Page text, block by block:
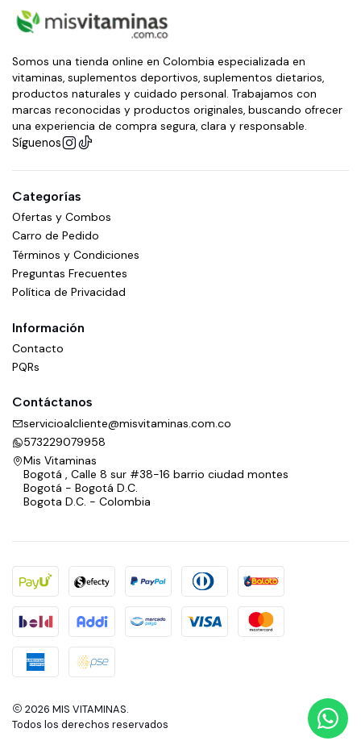
Somos una tienda online en Colombia especializada en
vitaminas, suplementos deportivos, suplementos dietarios,
productos naturales y cuidado personal. Trabajamos con
marcas reconocidas y productos originales, buscando ofrecer
una experiencia de compra segura, clara y responsable.
Síguenos
Categorías
Ofertas y Combos
Carro de Pedido
Términos y Condiciones
Preguntas Frecuentes
Política de Privacidad
Información
Contacto
PQRs
Contáctanos
servicioalcliente@misvitaminas.com.co
573229079958
Mis Vitaminas
Bogotá , Calle 8 sur #38-16 barrio ciudad montes
Bogotá - Bogotá D.C.
Bogota D.C. - Colombia
2026 MIS VITAMINAS.
Todos los derechos reservados